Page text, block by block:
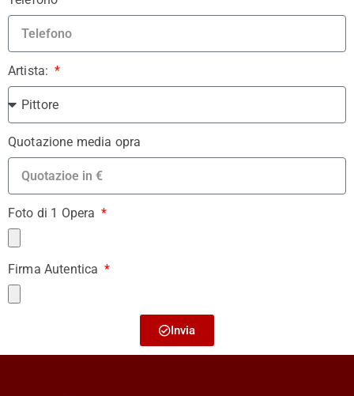
Artista:
Quotazione media opra
Foto di 1 Opera
Firma Autentica
Invia